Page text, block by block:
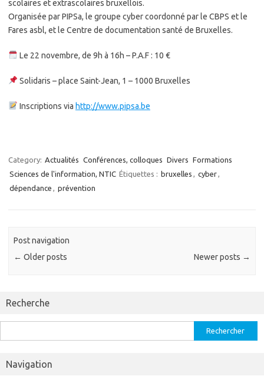
scolaires et extrascolaires bruxellois.
Organisée par PIPSa, le groupe cyber coordonné par le CBPS et le
Fares asbl, et le Centre de documentation santé de Bruxelles.
Le 22 novembre, de 9h à 16h – P.A.F : 10 €
Solidaris – place Saint-Jean, 1 – 1000 Bruxelles
Inscriptions via http://www.pipsa.be
Category: Actualités Conférences, colloques Divers Formations
Sciences de l'information, NTIC Étiquettes : bruxelles , cyber,
dépendance , prévention
Post navigation
← Older posts Newer posts →
Recherche
Navigation